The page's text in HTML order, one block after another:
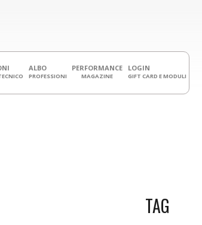
ALBO
PROFESSIONI
PERFORMANCE
MAGAZINE
LOGIN
GIFT CARD E MODULI
TAG